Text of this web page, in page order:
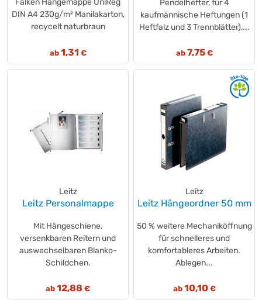
DIN A4 230g/m² Manilakarton,
recycelt naturbraun
ab 1,31 €
Pendelhefter, für 4
kaufmännische Heftungen (1
Heftfalz und 3 Trennblätter),...
ab 7,75€
Leitz
Leitz Personalmappe
Mit Hängeschiene,
versenkbaren Reitern und
auswechselbaren Blanko-
Schildchen.
ab 12,88 €
Leitz
Leitz Hängeordner 50 mm
50 % weitere Mechaniköffnung
für schnelleres und
komfortableres Arbeiten.
Ablegen...
ab 10,10 €